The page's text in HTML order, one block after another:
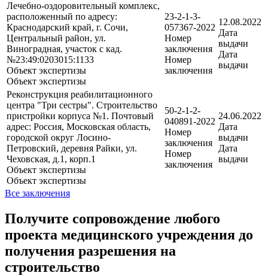
Лечебно-оздоровительный комплекс,
расположенный по адресу:
Краснодарский край, г. Сочи,
Центральный район, ул.
Виноградная, участок с кад.
№23:49:0203015:1133
Объект экспертизы
Объект экспертизы
23-2-1-3-
057367-2022
Номер
заключения
Номер
заключения
12.08.2022
Дата
выдачи
Дата
выдачи
Реконструкция реабилитационного
центра "Три сестры". Строительство
пристройки корпуса №1. Почтовый
адрес: Россия, Московская область,
городской округ Лосино-
Петровский, деревня Райки, ул.
Чеховская, д.1, корп.1
Объект экспертизы
Объект экспертизы
50-2-1-2-
040891-2022
Номер
заключения
Номер
заключения
24.06.2022
Дата
выдачи
Дата
выдачи
Все заключения
Получите сопровождение любого
проекта медицинского учреждения до
получения разрешения на
строительство